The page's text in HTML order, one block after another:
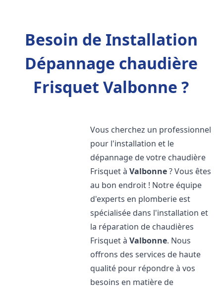
Besoin de Installation
Dépannage chaudière
Frisquet Valbonne ?
Vous cherchez un professionnel
pour l'installation et le
dépannage de votre chaudière
Frisquet àValbonne? Vous êtes
au bon endroit ! Notre équipe
d'experts en plomberie est
spécialisée dans l'installation et
la réparation de chaudières
Frisquet àValbonne. Nous
offrons des services de haute
qualité pour répondre à vos
besoins en matière de